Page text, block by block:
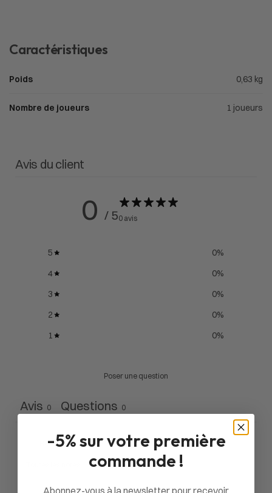
Caractéristiques
Poids 0,63 kg
Nombre de joueurs 1 joueurs
Avis du client
0 / 50 avis
5 0%
4
0%
3
0%
2
0%
1
0%
Poser une question
Avis 0 Questions 0
-5% sur votre première
commande !